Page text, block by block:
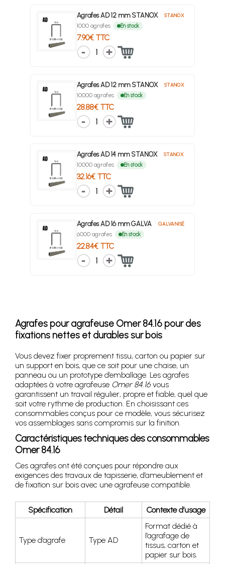
Agrafes AD 12 mm STANOX STANOX
1000 agrafes En stock
7.90€ TTC
1
Agrafes AD 12 mm STANOX STANOX
10000 agrafes En stock
28.88€ TTC
1
Agrafes AD 14 mm STANOX STANOX
10000 agrafes En stock
32.16€ TTC
1
Agrafes AD 16 mm GALVA GALVANISÉ
6000 agrafes En stock
22.84€ TTC
1
Agrafes pour agrafeuse Omer 84.16 pour des
fixations nettes et durables sur bois
Vous devez fixer proprement tissu, carton ou papier sur
un support en bois, que ce soit pour une chaise, un
panneau ou un prototype d’emballage. Les agrafes
adaptées à votre agrafeuse Omer 84.16 vous
garantissent un travail régulier, propre et fiable, quel que
soit votre rythme de production. En choisissant ces
consommables conçus pour ce modèle, vous sécurisez
vos assemblages sans compromis sur la finition.
Caractéristiques techniques des consommables
Omer 84.16
Ces agrafes ont été conçues pour répondre aux
exigences des travaux de tapisserie, d’ameublement et
de fixation sur bois avec une agrafeuse compatible.
Spécification Détail Contexte d’usage
Type d’agrafe Type AD
Format dédié à
l’agrafage de
tissus, carton et
papier sur bois.